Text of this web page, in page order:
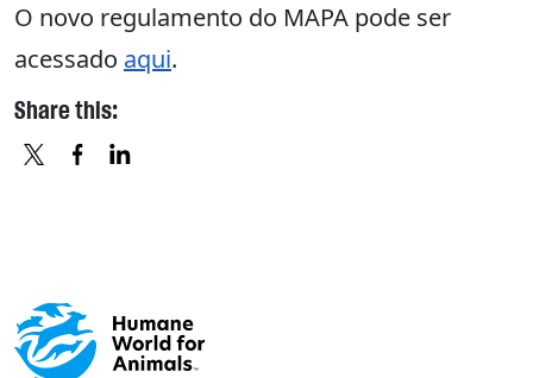
O novo regulamento do MAPA pode ser
acessado aqui.
Share this: